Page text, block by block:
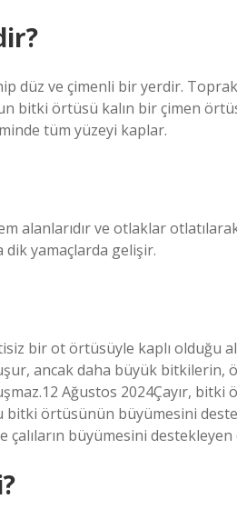
düz ve çimenli bir yerdir.
bitki örtüsü kalın bir çimen
tüm yüzeyi kaplar.
alanlarıdır ve otlaklar
yamaçlarda gelişir.
bir ot örtüsüyle kaplı olduğu
ancak daha büyük bitkilerin,
Ağustos 2024Çayır,
bitki örtüsünün büyümesini
çalıların büyümesini